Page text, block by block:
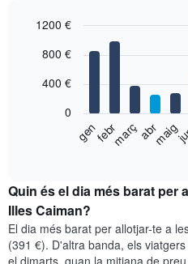
chart
el
preu
mitjà
d'una
habitació
graphic.
genfebrmarçabrmaig
0
400 €
800 €
1200 €
Quin és el dia més barat per
Illes Caiman?
El dia més barat per allotjar-te a
(391 €). D'altra banda, els